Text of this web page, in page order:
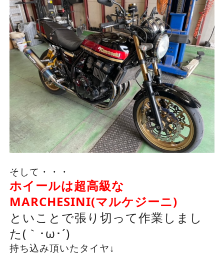
そして・・・
ホイールは超高級な
MARCHESINI(マルケジーニ)
といことで張り切って作業しまし
た(｀･ω･´)ゞ
持ち込み頂いたタイヤ↓